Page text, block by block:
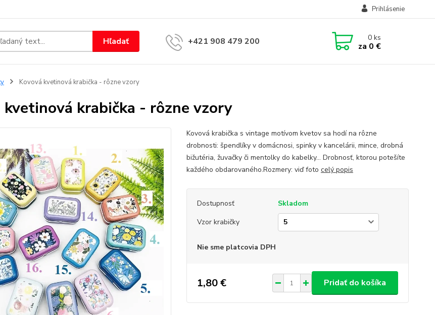
Prihlásenie
Hľadať +421 908 479 200 0ks
za 0 €
Kovová kvetinová krabička - rôzne vzory
kvetinová krabička - rôzne vzory
Kovová krabička s vintage motívom kvetov sa hodí na rôzne
drobnosti: špendlíky v domácnosi, spinky v kancelárii, mince, drobná
bižutéria, žuvačky či mentolky do kabelky... Drobnosť, ktorou potešíte
každého obdarovaného.Rozmery: viď foto celý popis
Dostupnosť
Skladom
Vzor krabičky
Nie sme platcovia DPH
1,80 € Pridať do košíka